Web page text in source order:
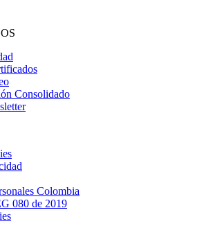
Consolidado
Colombia
080 de 2019